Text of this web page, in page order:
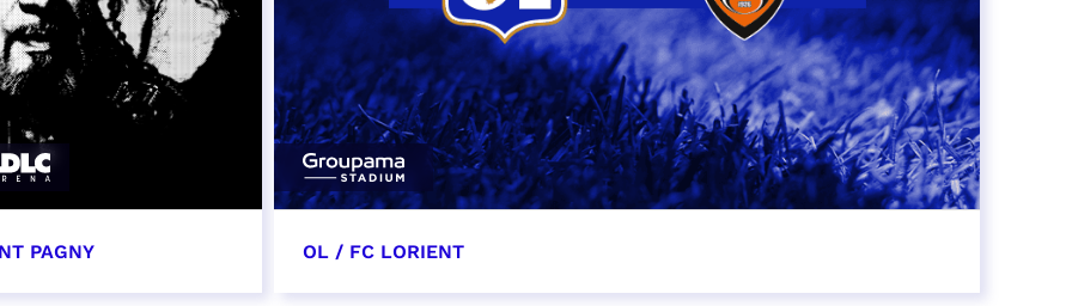
PAGNY OL / FC LORIENT